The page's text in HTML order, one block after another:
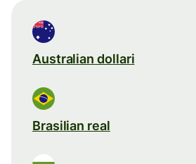
Australian dollari
Brasilian real